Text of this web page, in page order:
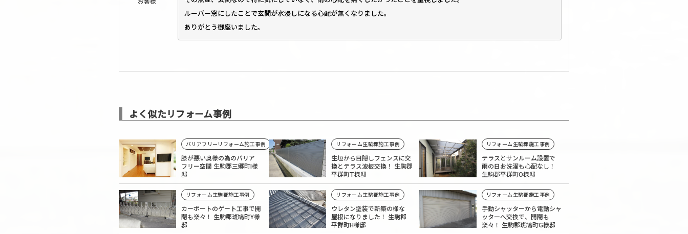
ルーバー窓にしたことで玄関が水浸しになる心配が無くなりました。
ありがとう御座いました。
よく似たリフォーム事例
バリアフリーリフォーム施工事例
膝が悪い奥様の為のバリア
フリー空間 生駒郡三郷町I様
邸
リフォーム生駒郡施工事例
生垣から目隠しフェンスに交
換とテラス波板交換！ 生駒郡
平群町T様邸
リフォーム生駒郡施工事例
テラスとサンルーム設置で
雨の日お洗濯も心配なし！
生駒郡平群町O様邸
リフォーム生駒郡施工事例
カーポートのゲート工事で開
閉も楽々！ 生駒郡斑鳩町Y様
邸
リフォーム生駒郡施工事例
ウレタン塗装で新築の様な
屋根になりました！ 生駒郡
平群町H様邸
リフォーム生駒郡施工事例
手動シャッターから電動シャ
ッターへ交換で、開閉も
楽々！ 生駒郡斑鳩町G様邸